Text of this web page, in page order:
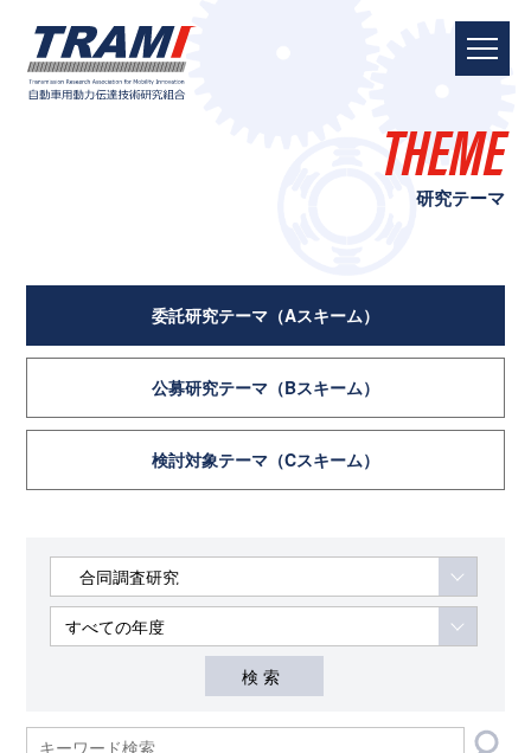
THEME
研究テーマ
委託研究テーマ （Aスキーム）
公募研究テーマ （Bスキーム）
検討対象テーマ （Cスキーム）